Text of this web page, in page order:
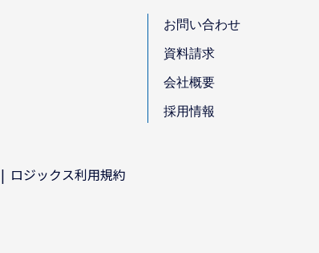
お問い合わせ
資料請求
会社概要
採用情報
ロジックス利用規約